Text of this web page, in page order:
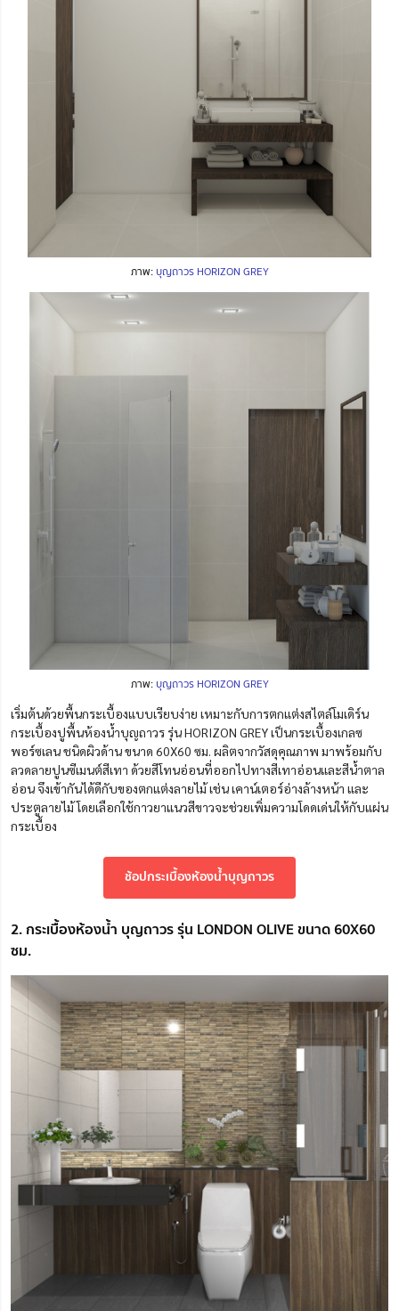
ภาพ: บุญถาวร HORIZON GREY
ภาพ: บุญถาวร HORIZON GREY
เริ่มต้นด้วยพื้นกระเบื้องแบบเรียบง่าย เหมาะกับการตกแต่งสไตล์โมเดิร์น
กระเบื้องปูพื้นห้องน้ำบุญถาวร รุ่น HORIZON GREY เป็นกระเบื้องเกลซ
พอร์ซเลน ชนิดผิวด้าน ขนาด 60X60 ซม. ผลิตจากวัสดุคุณภาพ มาพร้อมกับ
ลวดลายปูนซีเมนต์สีเทา ด้วยสีโทนอ่อนที่ออกไปทางสีเทาอ่อนและสีน้ำตาล
อ่อน จึงเข้ากันได้ดีกับของตกแต่งลายไม้ เช่น เคาน์เตอร์อ่างล้างหน้า และ
ประตูลายไม้ โดยเลือกใช้กาวยาแนวสีขาวจะช่วยเพิ่มความโดดเด่นให้กับแผ่น
กระเบื้อง
ช้อปกระเบื้องห้องน้ำบุญถาวร
2. กระเบื้องห้องน้ำ บุญถาวร รุ่น LONDON OLIVE ขนาด 60X60
ซม.